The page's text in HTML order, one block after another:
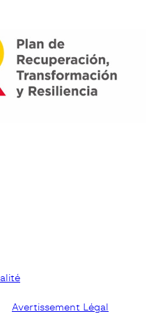
Avertissement Légal